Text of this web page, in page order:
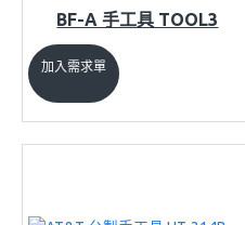
BF-A 手工具 TOOL3
加入需求單